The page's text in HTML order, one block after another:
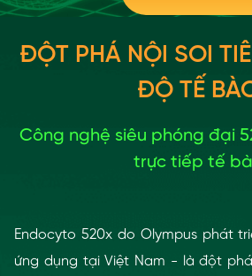
ĐỘT PHÁ NỘI SOI
ĐỘ TẾ
Công nghệ siêu phóng đại
trực tiếp tế
Endocyto 520x do Olympus phát
ứng dụng tại Việt Nam - là đột